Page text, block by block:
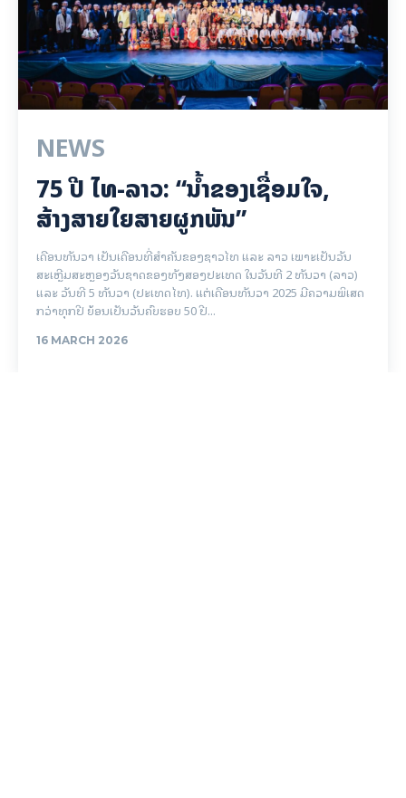
ຫົວຜັກບົ່ວໃຫຍ່ ປົວໄດ້ຫຼາຍ
ໂຣກ
ດີ?